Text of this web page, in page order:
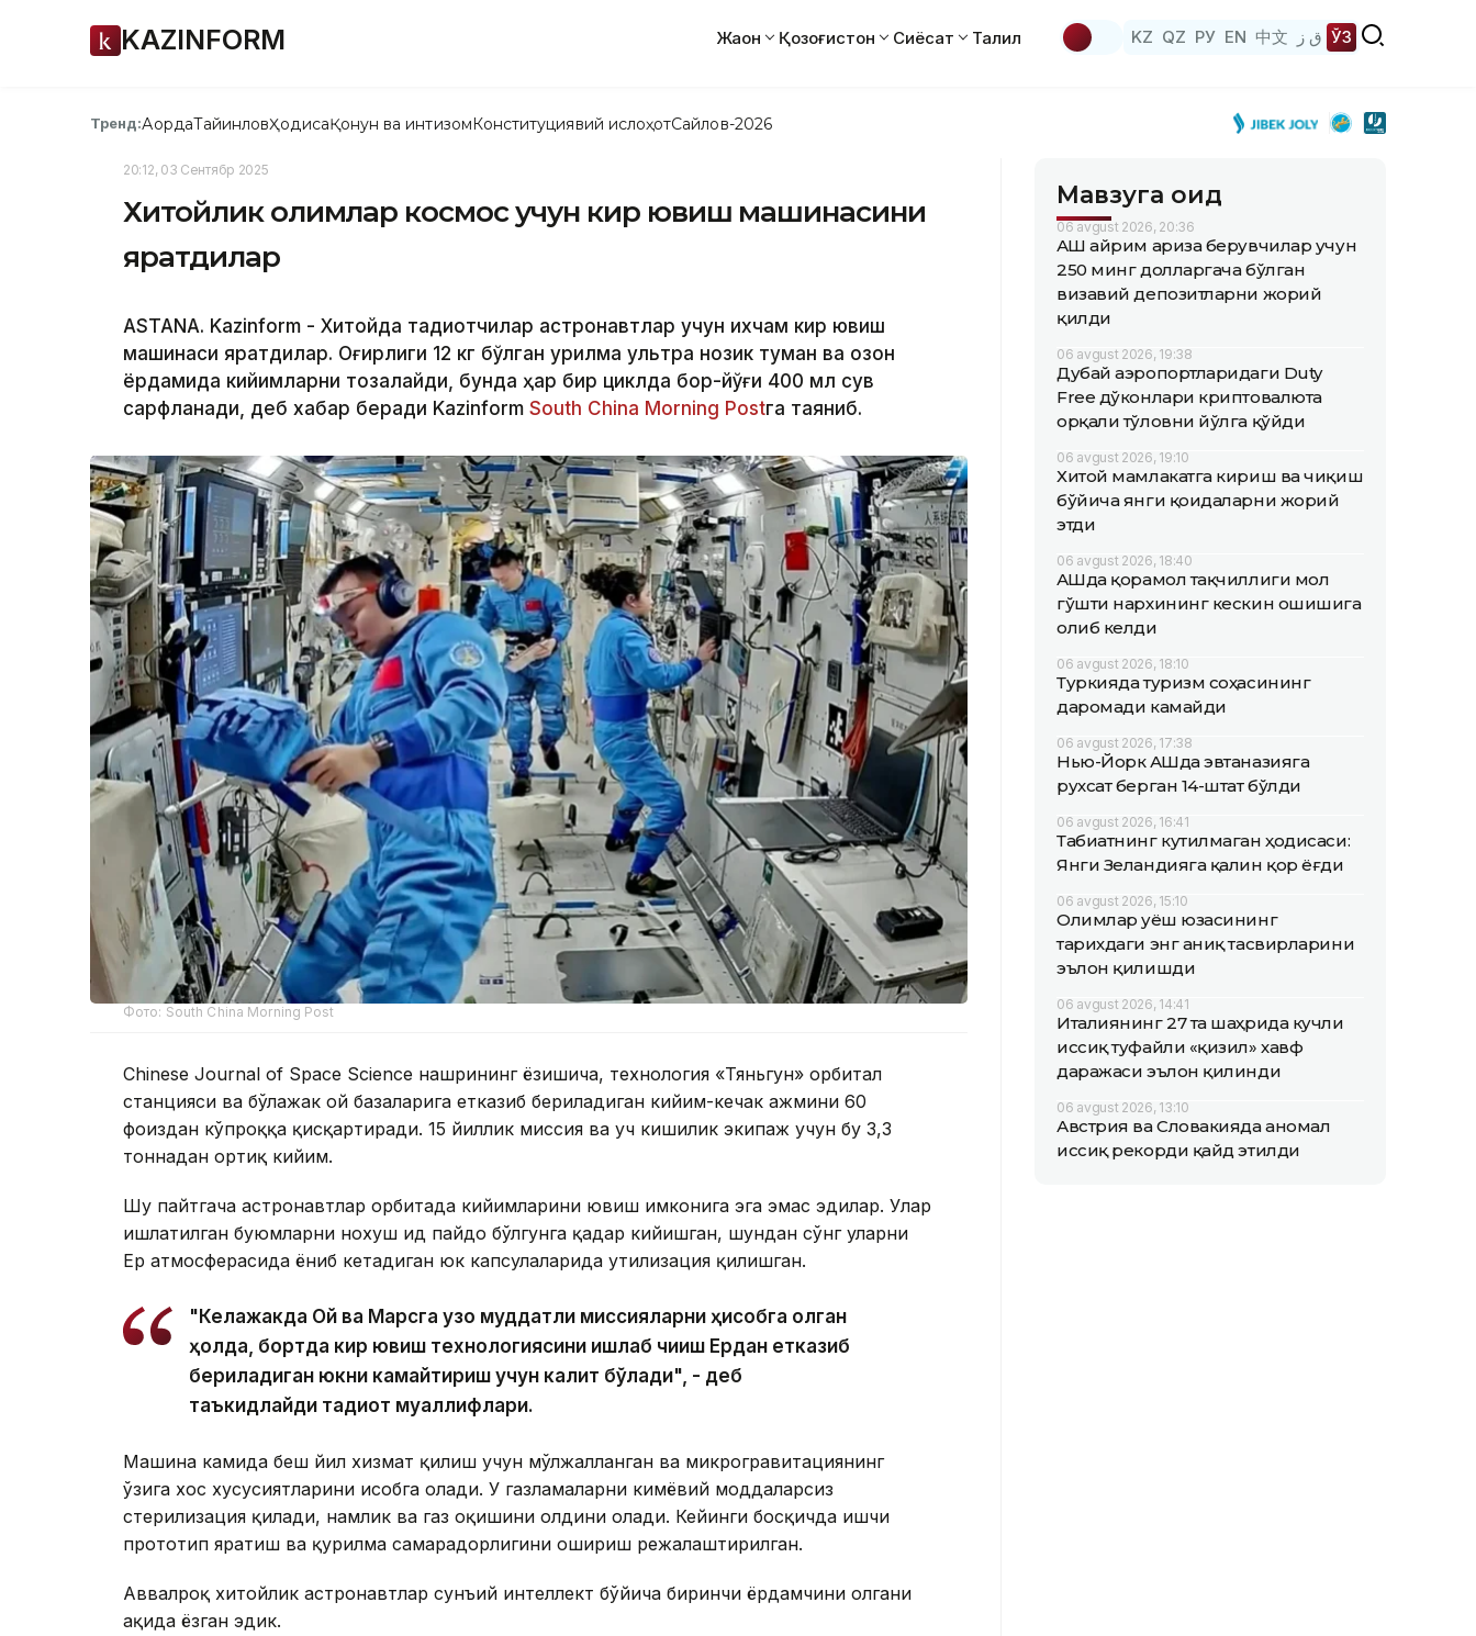
KAZINFORM Жаҳон Қозоғистон Сиёсат Таҳлил KZ QZ РУ EN 中文 ق ز ЎЗ
Тренд:АқордаТайинловҲодисаҚонун ва интизомКонституциявий ислоҳотСайлов-2026
20:12, 03 Сентябр 2025
Хитойлик олимлар космос учун кир ювиш машинасини
яратдилар
ASTANA. Kazinform - Хитойда тадқиқотчилар астронавтлар учун ихчам кир ювиш
машинаси яратдилар. Оғирлиги 12 кг бўлган қурилма ультра нозик туман ва озон
ёрдамида кийимларни тозалайди, бунда ҳар бир циклда бор-йўғи 400 мл сув
сарфланади, деб хабар беради Kazinform South China Morning Postга таяниб.
Фото: South China Morning Post
Chinese Journal of Space Science нашрининг ёзишича, технология «Тяньгун» орбитал
станцияси ва бўлажак ой базаларига етказиб бериладиган кийим-кечак ҳажмини 60
фоиздан кўпроққа қисқартиради. 15 йиллик миссия ва уч кишилик экипаж учун бу 3,3
тоннадан ортиқ кийим.
Шу пайтгача астронавтлар орбитада кийимларини ювиш имконига эга эмас эдилар. Улар
ишлатилган буюмларни нохуш ҳид пайдо бўлгунга қадар кийишган, шундан сўнг уларни
Ер атмосферасида ёниб кетадиган юк капсулаларида утилизация қилишган.
"Келажакда Ой ва Марсга узоқ муддатли миссияларни ҳисобга олган
ҳолда, бортда кир ювиш технологиясини ишлаб чиқиш Ердан етказиб
бериладиган юкни камайтириш учун калит бўлади", - деб
таъкидлайди тадқиқот муаллифлари.
Машина камида беш йил хизмат қилиш учун мўлжалланган ва микрогравитациянинг
ўзига хос хусусиятларини ҳисобга олади. У газламаларни кимёвий моддаларсиз
стерилизация қилади, намлик ва газ оқишини олдини олади. Кейинги босқичда ишчи
прототип яратиш ва қурилма самарадорлигини ошириш режалаштирилган.
Аввалроқ хитойлик астронавтлар сунъий интеллект бўйича биринчи ёрдамчини олгани
ҳақида ёзган эдик.
Мавзуга оид
06 avgust 2026, 20:36
АҚШ айрим ариза берувчилар учун
250 минг долларгача бўлган
визавий депозитларни жорий
қилди
06 avgust 2026, 19:38
Дубай аэропортларидаги Duty
Free дўконлари криптовалюта
орқали тўловни йўлга қўйди
06 avgust 2026, 19:10
Хитой мамлакатга кириш ва чиқиш
бўйича янги қоидаларни жорий
этди
06 avgust 2026, 18:40
АҚШда қорамол тақчиллиги мол
гўшти нархининг кескин ошишига
олиб келди
06 avgust 2026, 18:10
Туркияда туризм соҳасининг
даромади камайди
06 avgust 2026, 17:38
Нью-Йорк АҚШда эвтаназияга
рухсат берган 14-штат бўлди
06 avgust 2026, 16:41
Табиатнинг кутилмаган ҳодисаси:
Янги Зеландияга қалин қор ёғди
06 avgust 2026, 15:10
Олимлар Қуёш юзасининг
тарихдаги энг аниқ тасвирларини
эълон қилишди
06 avgust 2026, 14:41
Италиянинг 27 та шаҳрида кучли
иссиқ туфайли «қизил» хавф
даражаси эълон қилинди
06 avgust 2026, 13:10
Австрия ва Словакияда аномал
иссиқ рекорди қайд этилди